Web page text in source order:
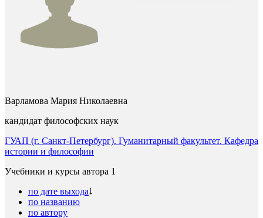
Варламова Мария Николаевна
кандидат философских наук
ГУАП (г. Санкт-Петербург). Гуманитарный факультет. Кафедра
истории и философии
Учебники и курсы автора 1
по дате выхода
по названию
по автору